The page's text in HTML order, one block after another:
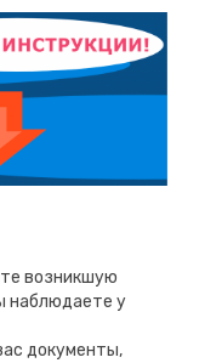
возникшую
наблюдаете у
документы,